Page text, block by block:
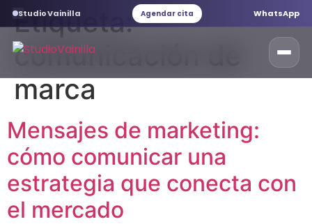
StudioVainilla Agendar cita WhatsApp
Inicio
Marketing Digital
Desarrollo web
Etiqueta:
comunicación de
marca
Mensajes de marketing:
cómo comunicar una
estrategia que conecta con
el mercado